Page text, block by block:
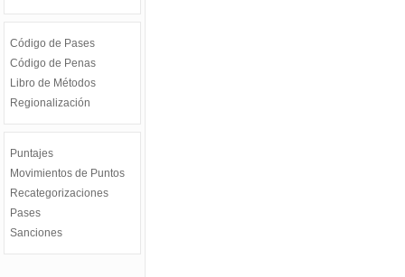
Código de Pases
Código de Penas
Libro de Métodos
Regionalización
Puntajes
Movimientos de Puntos
Recategorizaciones
Pases
Sanciones